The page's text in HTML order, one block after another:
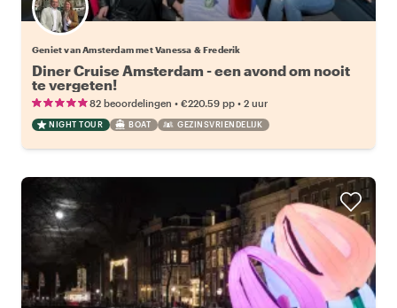
Geniet van Amsterdam met Vanessa & Frederik
Diner Cruise Amsterdam - een avond om nooit
te vergeten!
82 beoordelingen • €220.59 pp • 2 uur
NIGHT TOUR BOAT GEZINSVRIENDELIJK